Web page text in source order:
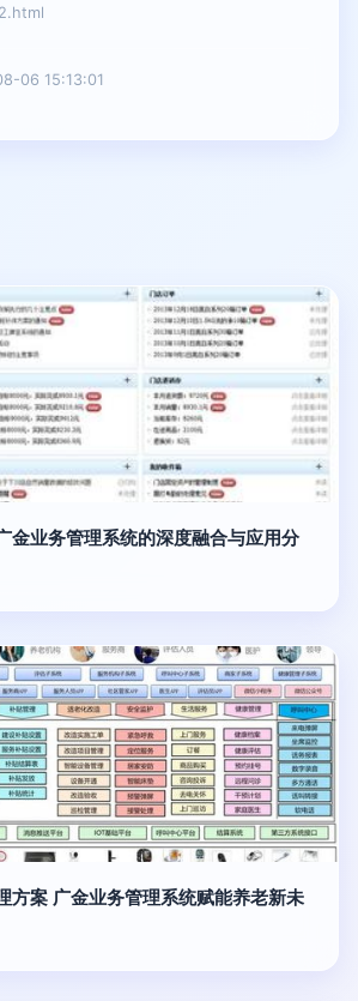
06 15:13:01
金业务管理系统的深度融合与应用分
方案 广金业务管理系统赋能养老新未